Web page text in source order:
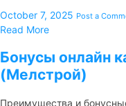
October 7, 2025 Post a
Read More
Бонусы онлайн
(Мелстрой)
Преимущества и